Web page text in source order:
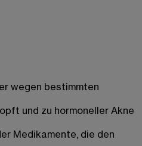
wegen bestimmten
und zu hormoneller Akne
Medikamente, die den